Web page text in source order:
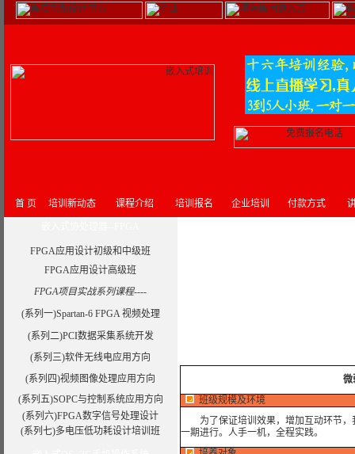
首 页 培训新动态 课程介绍 培训报名 企业培训 付款方式
FPGA应用设计初级和中级班
FPGA应用设计高级班
FPGA项目实战系列课程----
(系列一)Spartan-6 FPGA 视频处理
(系列二)PCI数据采集系统开发
(系列三)软件无线电应用方向
(系列四)视频图像处理应用方向
(系列五)SOPC与控制系统应用方向
(系列六)FPGA数字信号处理设计
(系列七)多电压低功耗设计培训班
微
班级规模及环境
为了保证培训效果，增加互动环节，
一期进行。人手一机，全程实践。